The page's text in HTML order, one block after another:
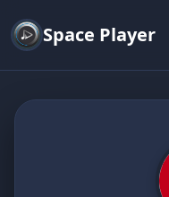
Space Player